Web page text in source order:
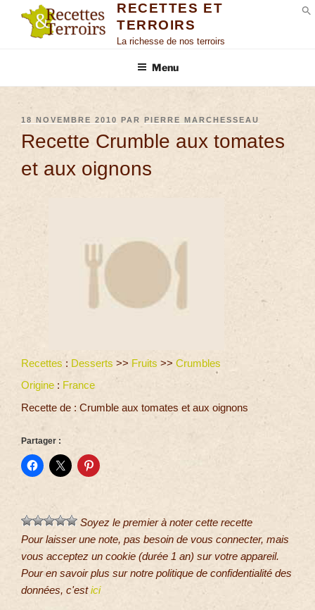
RECETTES ET
TERROIRS
La richesse de nos terroirs
Menu
18 NOVEMBRE 2010 PAR PIERRE MARCHESSEAU
Recette Crumble aux tomates
et aux oignons
Recettes : Desserts >> Fruits >> Crumbles
Origine : France
Recette de : Crumble aux tomates et aux oignons
Partager :
Soyez le premier à noter cette recette
Pour laisser une note, pas besoin de vous connecter, mais
vous acceptez un cookie (durée 1 an) sur votre appareil.
Pour en savoir plus sur notre politique de confidentialité des
données, c'estici